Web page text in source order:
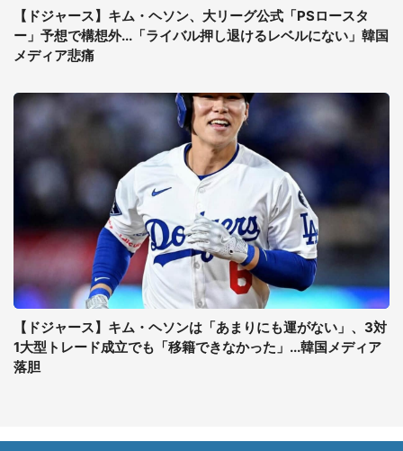
【ドジャース】キム・ヘソン、大リーグ公式「PSロースタ
ー」予想で構想外...「ライバル押し退けるレベルにない」韓国
メディア悲痛
【ドジャース】キム・ヘソンは「あまりにも運がない」、3対
1大型トレード成立でも「移籍できなかった」...韓国メディア
落胆